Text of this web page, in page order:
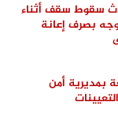
سقوط سقف أثناء
بصرف إعانة
بمديرية أمن